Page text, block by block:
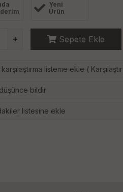
Yeni
Ürün
Sepete Ekle
listeme ekle ( Karşılaştır
bildir
listesine ekle